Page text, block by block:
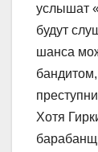
услышат
будут
шанса
Хотя